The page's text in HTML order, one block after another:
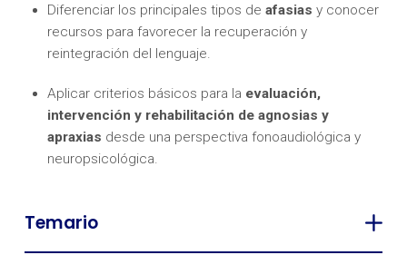
Diferenciar los principales tipos deafasias y conocer
recursos para favorecer la recuperación y
reintegración del lenguaje.
Aplicar criterios básicos para la evaluación,
intervención y rehabilitación de agnosias y
apraxias desde una perspectiva fonoaudiológica y
neuropsicológica.
Temario